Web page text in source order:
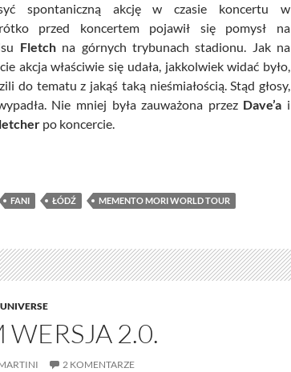
spontaniczną akcję w czasie koncertu w
przed koncertem pojawił się pomysł na
Fletch na górnych trybunach stadionu. Jak na
akcja właściwie się udała, jakkolwiek widać było,
do tematu z jakąś taką nieśmiałością. Stąd głosy,
Nie mniej była zauważona przez Dave’a i
po koncercie.
koncertowa na koncerty w Łodzi
FANI ŁÓDŹ MEMENTO MORI WORLD TOUR
WERSJA 2.0.
2 KOMENTARZE